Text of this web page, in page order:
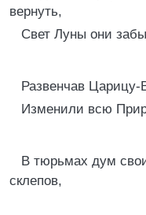
вернуть,
Свет Луны они
Развенчав Царицу-
Изменили всю
В тюрьмах дум
склепов,
слов-